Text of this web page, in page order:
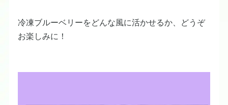
冷凍ブルーベリーをどんな風に活かせるか、どうぞ
お楽しみに！